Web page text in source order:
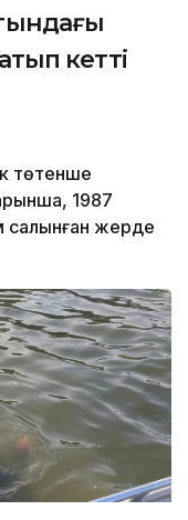
кетті
төтенше
1987
жерде